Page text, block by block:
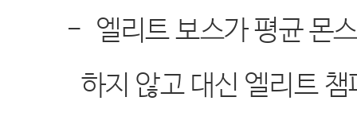
- 엘리트 보스가 평균 몬
하지 않고 대신 엘리트